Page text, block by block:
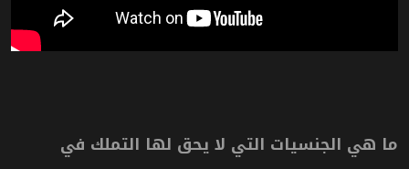
ما هي الجنسيات التي لا يحق لها التملك في